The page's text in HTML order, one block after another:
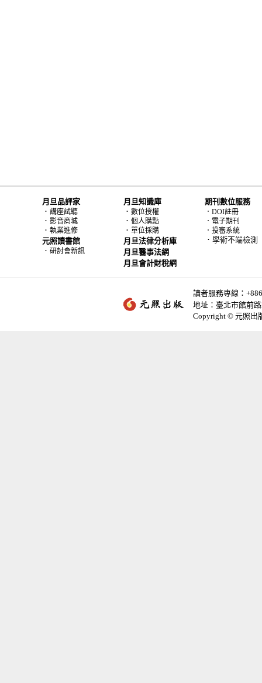
月旦品評家
． 講座試聽
． 影音商城
． 執業進修
元照讀書館
． 研討會新訊
月旦知識庫
． 數位授權
． 個人購點
． 單位採購
月旦法律分析庫
月旦醫事法網
月旦會計財稅網
期刊數位服務
．DOI註冊
．電子期刊
．投審系統
．學術不端檢測
讀者服務專線：
地址：臺北市館前
Copyright © 元照出